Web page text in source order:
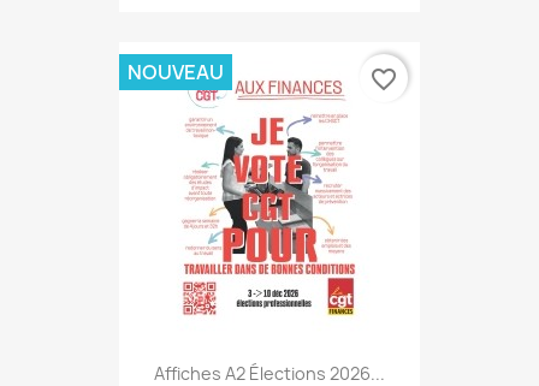
Affiches A2 Élections 2026...
NOUVEAU favorite_border